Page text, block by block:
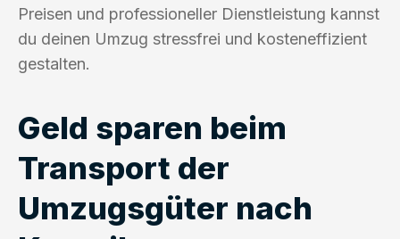
Preisen und professioneller Dienstleistung kannst
du deinen Umzug stressfrei und kosteneffizient
gestalten.
Geld sparen beim
Transport der
Umzugsgüter nach